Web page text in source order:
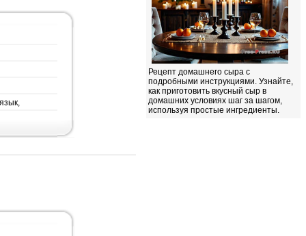
Рецепт домашнего сыра с
подробными инструкциями. Узнайте,
как приготовить вкусный сыр в
домашних условиях шаг за шагом,
используя простые ингредиенты.